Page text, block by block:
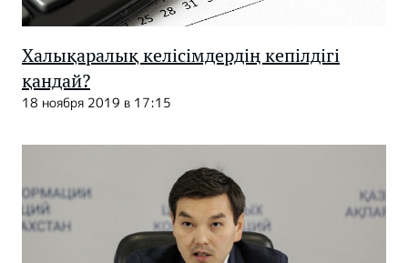
Халықаралық келісімдердің кепілдігі
қандай?
18 ноября 2019 в 17:15